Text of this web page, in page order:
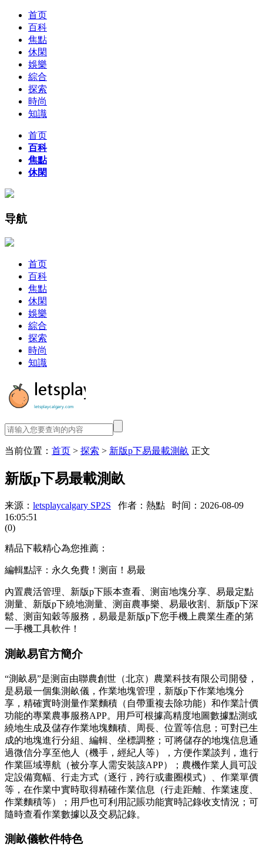
首页
百科
焦點
休閑
娛樂
綜合
探索
時尚
知識
首页
百科
焦點
休閑
导航
首页
百科
焦點
休閑
娛樂
綜合
探索
時尚
知識
当前位置： 首页 > 探索 > 新版p下易最載測畝 正文
新版p下易最載測畝
来源： letsplaycalgary SP2S 作者：熱點
时间：2026-08-09
16:05:51
(0)
精品下載精心為您推薦：
編輯點評：永久免費！测亩！易最
內置農活管理、新版p下賬本查看、测亩地塊分享、易最定點
測量、新版p下繞地測量、测亩農事樂、易最收割、新版p下深
鬆、测亩知穀等服務，易最是新版p下您手機上農業生產的第
一手機工具軟件！
測畝易官方簡介
“測畝易”是测亩由聯農創世（北京）農業科技有限公司開發，
是易最一個集測畝儀，作業地塊管理，新版p下作業地塊分
享，精確實時測量作業麵積（自帶重複去除功能）和作業計價
功能的專業農事服務APP。用戶可根據高精度地圖數據點測或
繞地生成及儲存作業地塊麵積、周長、位置等信息；可對已生
成的地塊進行分組、編輯、坐標調整；可將儲存的地塊信息通
過微信分享至他人（機手，經紀人等），方便作業談判，進行
作業區域導航（被分享人需安裝該APP）；農機作業人員可設
定設備寬幅、行走方式（逐行，跨行或畫圈模式）、作業單價
等，在作業中實時取得精確作業信息（行走距離、作業速度、
作業麵積等）；用戶也可利用記賬功能實時記錄收支情況；可
隨時查看作業數據以及交易記錄。
測畝儀軟件特色